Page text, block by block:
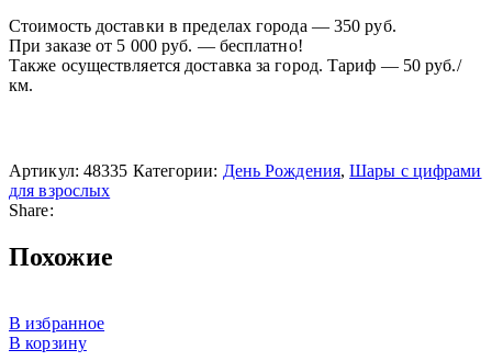
Стоимость доставки в пределах города — 350 руб.
При заказе от 5 000 руб. — бесплатно!
Также осуществляется доставка за город. Тариф — 50 руб./
км.
Артикул: 48335 Категории: День Рождения, Шары с цифрами
для взрослых
Share:
Похожие
В избранное
В корзину